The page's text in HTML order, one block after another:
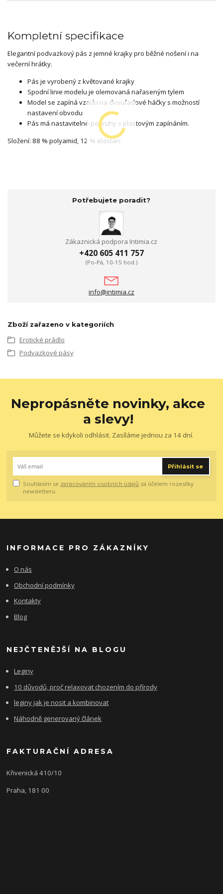
Kompletní specifikace
Elegantní podvazkový pás z jemné krajky pro běžné nošení i na
večerní hrátky.
Pás je vyrobený z květované krajky
Spodní linie modelu je olemovaná nařaseným tylem
Model se zapíná vzadu na dvouřadové háčky s možností
nastavení obvodu
Pás má nastavitelné popruhy s plastovým zapínáním.
Složení: 88 % polyamid, 12 % elastan.
Potřebujete poradit?
Zákaznická podpora Intimia.cz
+420 605 411 757
(Po-Pá, 10-15 hod.)
info@intimia.cz
Zboží zařazeno v kategoriích
Erotické prádlo
Podvazkové pásy
Nepropásněte novinky, akce
a slevy!
Můžete se kdykoli odhlásit. Zasíláme jednou za 14 dní.
Přihlásit se
Souhlasím se zpracováním osobních údajů za účelem rozesílky
newsletteru.
INFORMACE PRO ZÁKAZNÍKY
O nás
Obchodní podmínky
Kontakty
Blog
NEJČTENĚJŠÍ NA BLOGU
Leginy
10 důvodů, proč relaxovat chozením do přírody
leginy jak je nosit a kombinovat
Náhodně generovaný článek
FAKTURAČNÍ ADRESA
Křivenická 410/10
Praha, 181 00